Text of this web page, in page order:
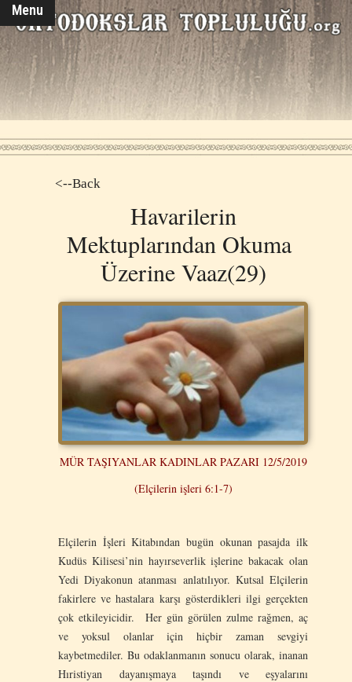
Menu
<--Back
Havarilerin
Mektuplarından Okuma
Üzerine Vaaz(29)
MÜR TAŞIYANLAR ΚADINLAR PAZARI 12/5/2019
(Elçilerin işleri 6:1-7)
Elçilerin İşleri Kitabından bugün okunan pasajda ilk
Kudüs Kilisesi’nin hayırseverlik işlerine bakacak olan
Yedi Diyakonun atanması anlatılıyor. Kutsal Elçilerin
fakirlere ve hastalara karşı gösterdikleri ilgi gerçekten
çok etkileyicidir. Her gün görülen zulme rağmen, aç
ve yoksul olanlar için hiçbir zaman sevgiyi
kaybetmediler. Bu odaklanmanın sonucu olarak, inanan
Hıristiyan dayanışmaya taşındı ve eşyalarını